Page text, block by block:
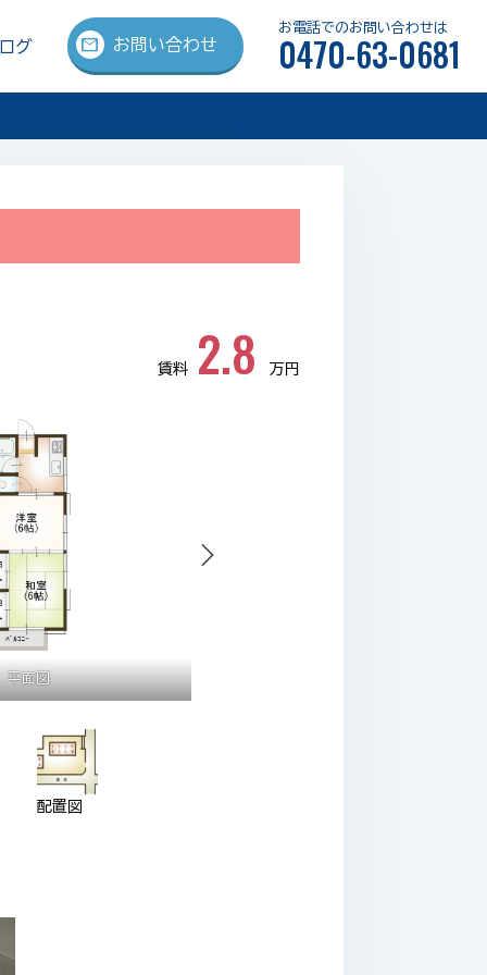
グ mail お問い合わせ
お電話でのお問い合わせは
0470-63-0681
賃料 2.8 万円
平面図
配置図